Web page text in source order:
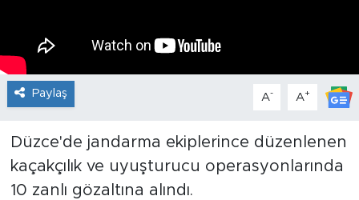
Paylaş A- A+
Düzce'de jandarma ekiplerince düzenlenen
kaçakçılık ve uyuşturucu operasyonlarında
10 zanlı gözaltına alındı.